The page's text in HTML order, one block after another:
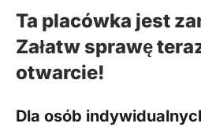
Ta placówka jest
Załatw sprawę
otwarcie!
Dla osób